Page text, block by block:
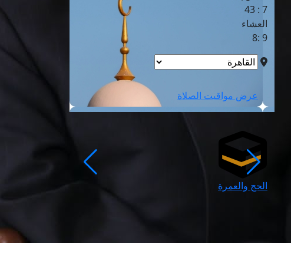
7 : 43
العشاء
9 :8
عرض مواقيت الصلاة
الحج والعمرة